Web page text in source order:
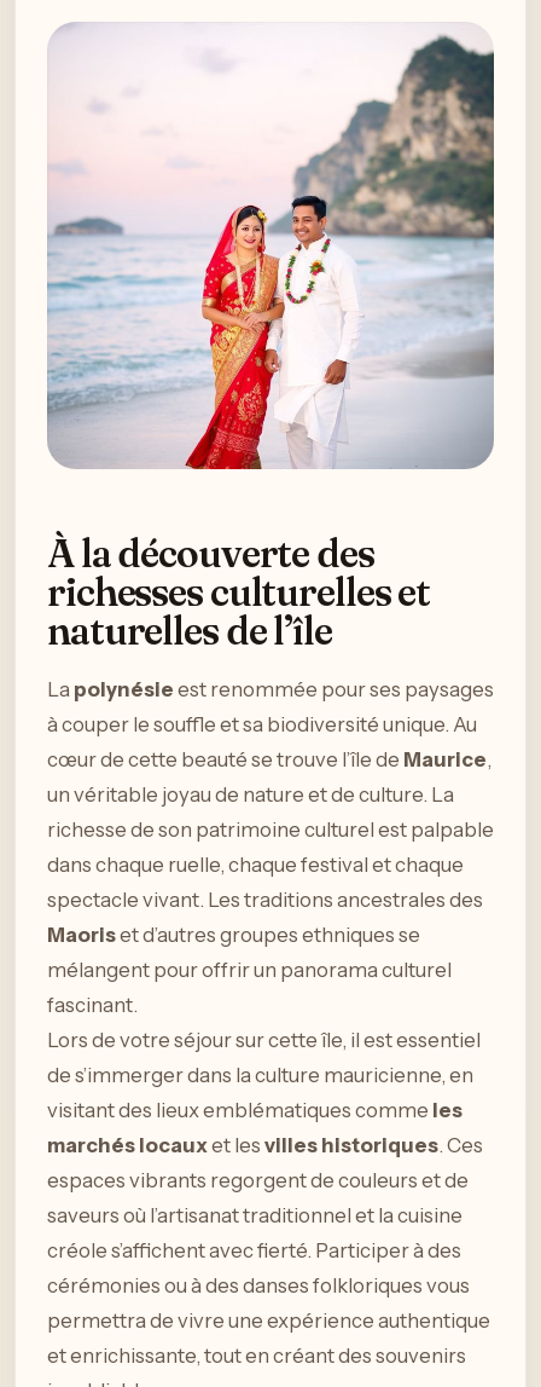
À la découverte des
richesses culturelles et
naturelles de l’île
La polynésie est renommée pour ses paysages
à couper le souffle et sa biodiversité unique. Au
cœur de cette beauté se trouve l’île de Maurice,
un véritable joyau de nature et de culture. La
richesse de son patrimoine culturel est palpable
dans chaque ruelle, chaque festival et chaque
spectacle vivant. Les traditions ancestrales des
Maoriset d’autres groupes ethniques se
mélangent pour offrir un panorama culturel
fascinant.
Lors de votre séjour sur cette île, il est essentiel
de s’immerger dans la culture mauricienne, en
visitant des lieux emblématiques comme les
marchés locauxet les villes historiques. Ces
espaces vibrants regorgent de couleurs et de
saveurs où l’artisanat traditionnel et la cuisine
créole s’affichent avec fierté. Participer à des
cérémonies ou à des danses folkloriques vous
permettra de vivre une expérience authentique
et enrichissante, tout en créant des souvenirs